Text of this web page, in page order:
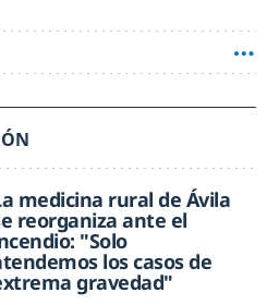
medicina rural de Ávila
reorganiza ante el
"Solo
los casos de
gravedad"